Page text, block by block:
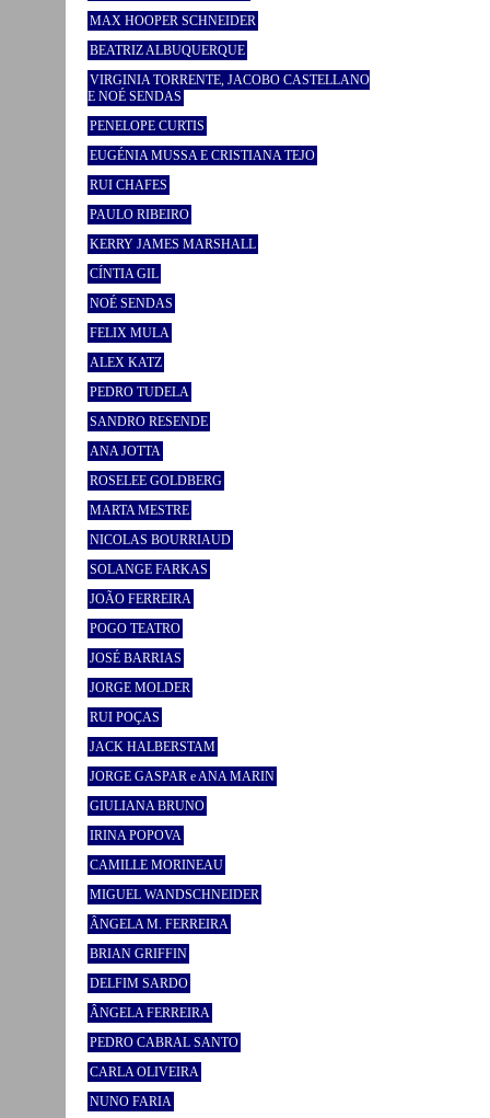
MAX HOOPER SCHNEIDER
BEATRIZ ALBUQUERQUE
VIRGINIA TORRENTE, JACOBO CASTELLANO
E NOÉ SENDAS
PENELOPE CURTIS
EUGÉNIA MUSSA E CRISTIANA TEJO
RUI CHAFES
PAULO RIBEIRO
KERRY JAMES MARSHALL
CÍNTIA GIL
NOÉ SENDAS
FELIX MULA
ALEX KATZ
PEDRO TUDELA
SANDRO RESENDE
ANA JOTTA
ROSELEE GOLDBERG
MARTA MESTRE
NICOLAS BOURRIAUD
SOLANGE FARKAS
JOÃO FERREIRA
POGO TEATRO
JOSÉ BARRIAS
JORGE MOLDER
RUI POÇAS
JACK HALBERSTAM
JORGE GASPAR e ANA MARIN
GIULIANA BRUNO
IRINA POPOVA
CAMILLE MORINEAU
MIGUEL WANDSCHNEIDER
ÂNGELA M. FERREIRA
BRIAN GRIFFIN
DELFIM SARDO
ÂNGELA FERREIRA
PEDRO CABRAL SANTO
CARLA OLIVEIRA
NUNO FARIA